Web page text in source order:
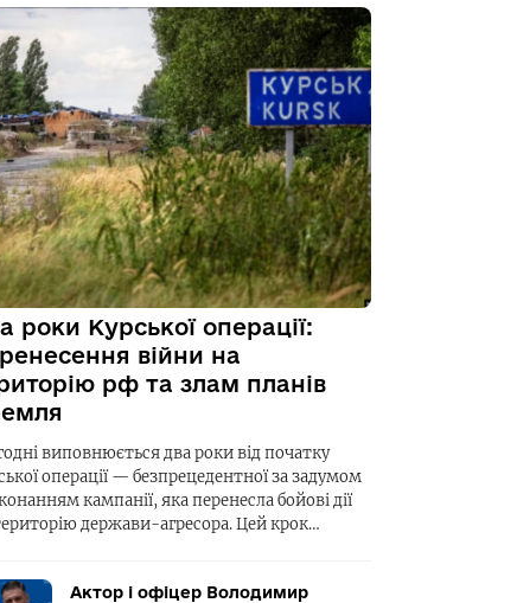
роки Курської операції:
війни на
рф та злам планів
виповнюється два роки від початку
операції — безпрецедентної за задумом
кампанії, яка перенесла бойові дії
держави-агресора. Цей крок…
Актор і офіцер Володимир